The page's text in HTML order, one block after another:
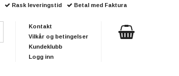
Rask leveringstid Betal med Faktura
Kontakt
Vilkår og betingelser
Kundeklubb
Logg inn